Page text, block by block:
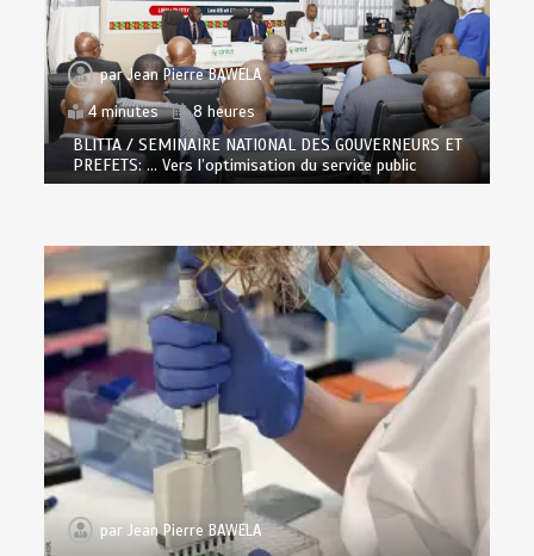
parJean Pierre BAWELA
4 minutes
8 heures
BLITTA / SEMINAIRE NATIONAL DES GOUVERNEURS ET
PREFETS: … Vers l’optimisation du service public
parJean Pierre BAWELA